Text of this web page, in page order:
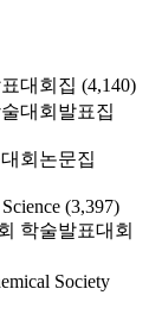
대회집 (4,140)
대회발표집
회논문집
(3,397)
학술발표대회
Society